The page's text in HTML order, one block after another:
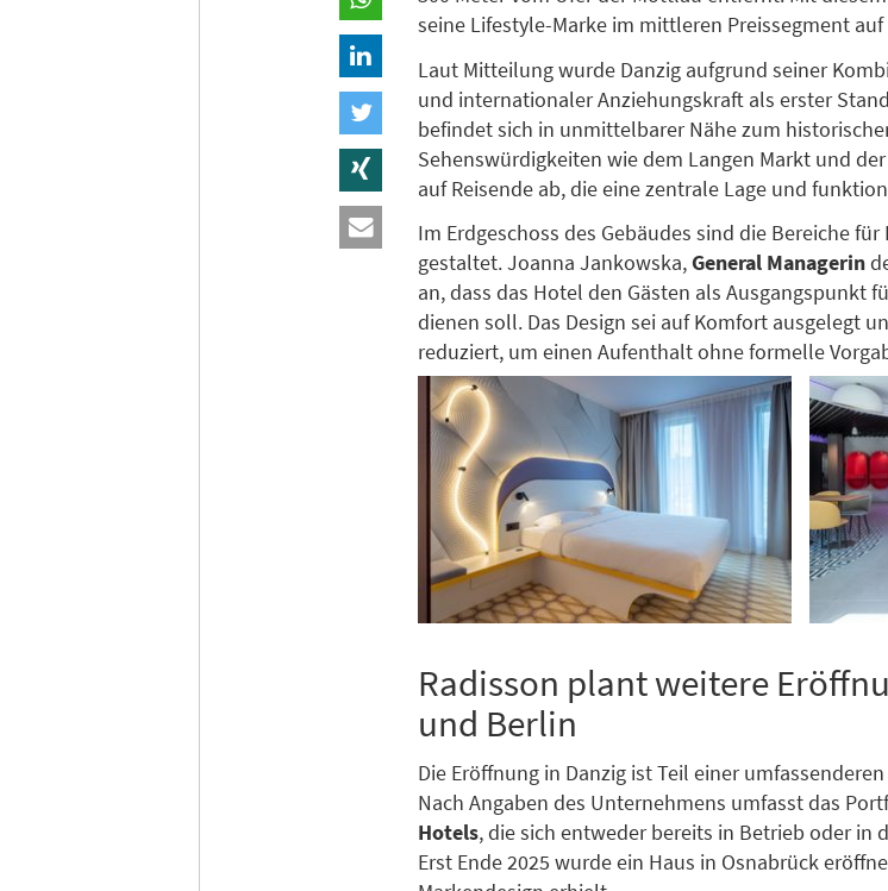
seine Lifestyle-Marke im mittleren Preissegment
Laut Mitteilung wurde Danzig aufgrund seiner
und internationaler Anziehungskraft als erster
befindet sich in unmittelbarer Nähe zum
Sehenswürdigkeiten wie dem Langen Markt und
auf Reisende ab, die eine zentrale Lage und
Im Erdgeschoss des Gebäudes sind die Bereiche
gestaltet. Joanna Jankowska,General Managerin
an, dass das Hotel den Gästen als Ausgangspunkt
dienen soll. Das Design sei auf Komfort ausgelegt
reduziert, um einen Aufenthalt ohne formelle
Radisson plant weitere
und Berlin
Die Eröffnung in Danzig ist Teil einer
Nach Angaben des Unternehmens umfasst das
Hotels, die sich entweder bereits in Betrieb oder in
Erst Ende 2025 wurde ein Haus in Osnabrück